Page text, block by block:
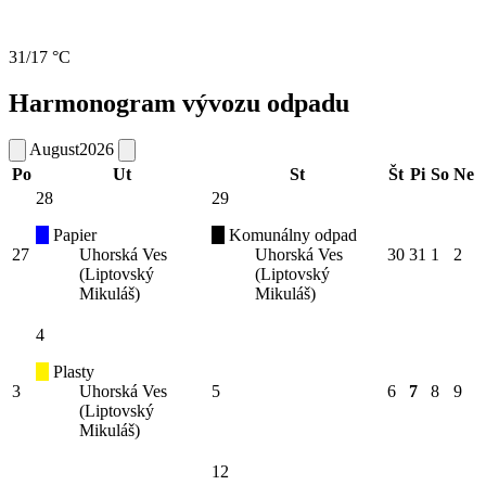
31/17 °C
Harmonogram vývozu odpadu
August2026
Po
Ut St Št Pi So Ne
27
28
Papier
Uhorská Ves
(Liptovský
Mikuláš)
29
Komunálny odpad
Uhorská Ves
(Liptovský
Mikuláš)
30 31 1 2
3
4
Plasty
Uhorská Ves
(Liptovský
Mikuláš)
5 6 7 8 9
12